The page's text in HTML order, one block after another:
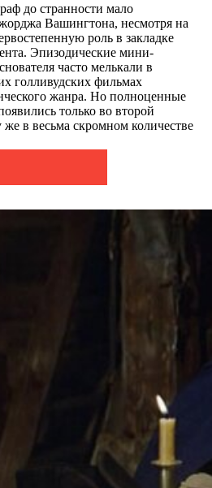
до странности мало
Вашингтона, несмотря на
роль в закладке
Эпизодические мини-
часто мелькали в
голливудских фильмах
жанра. Но полноценные
только во второй
в весьма скромном количестве